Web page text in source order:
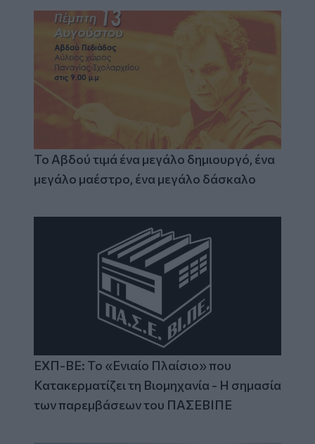
Το Αβδού τιμά ένα μεγάλο δημιουργό, ένα
μεγάλο μαέστρο, ένα μεγάλο δάσκαλο
ΕΧΠ-ΒΕ: Το «Ενιαίο Πλαίσιο» που
Κατακερματίζει τη Βιομηχανία - Η σημασία
των παρεμβάσεων του ΠΑΣΕΒΙΠΕ